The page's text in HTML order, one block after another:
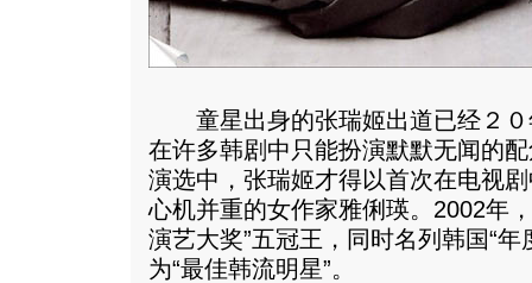
童星出身的张瑞姬出道已经２０
在许多韩剧中只能扮演默默无闻的
演选中，张瑞姬才得以首次在电视
心机并重的女作家雅俐瑛。2002年
演艺大奖”五冠王，同时名列韩国“
为“最佳韩流明星”。